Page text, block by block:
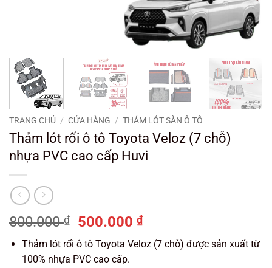
TRANG CHỦ / CỬA HÀNG / THẢM LÓT SÀN Ô TÔ
Thảm lót rối ô tô Toyota Veloz (7 chỗ)
nhựa PVC cao cấp Huvi
800.000₫
Giá
gốc
là:
500.000₫Giá
hiện
tại
Thảm lót rối ô tô Toyota Veloz (7 chỗ) được sản xuất từ
100% nhựa PVC cao cấp.